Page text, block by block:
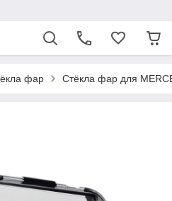
фар Стёкла фар для